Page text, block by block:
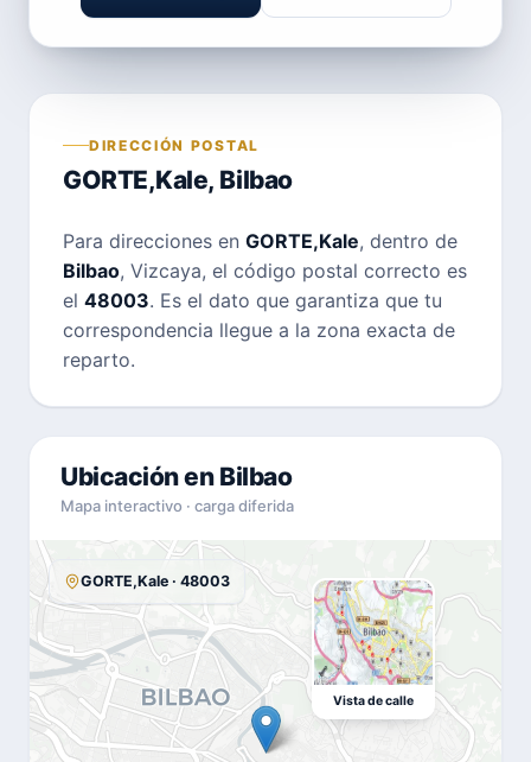
DIRECCIÓN POSTAL
GORTE,Kale, Bilbao
Para direcciones en GORTE,Kale, dentro de
Bilbao, Vizcaya, el código postal correcto es
el 48003. Es el dato que garantiza que tu
correspondencia llegue a la zona exacta de
reparto.
Ubicación en Bilbao
Mapa interactivo · carga diferida
GORTE,Kale · 48003
Vista de calle